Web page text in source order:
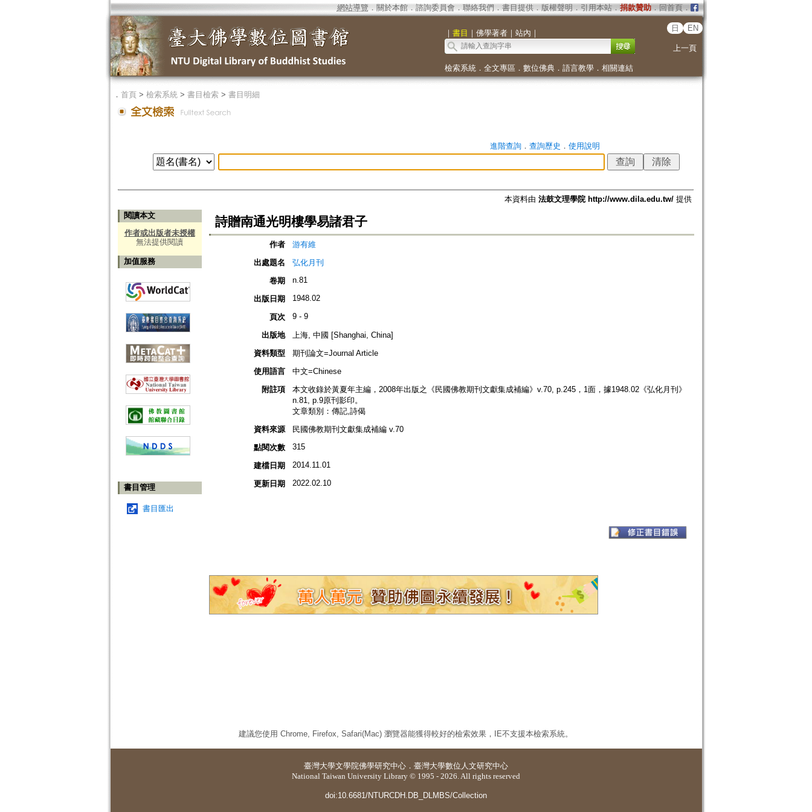
網站導覽 ． 關於本館． 諮詢委員會． 聯絡我們 ． 書目提供． 版權聲明 ． 引用本站． 捐款贊助．回首頁．
｜ 書目 ｜ 佛學著者｜ 站內 ｜
日 EN
上一頁
檢索系統． 全文專區 ． 數位佛典． 語言教學． 相關連結
． 首頁> 檢索系統> 書目檢索> 書目明細
進階查詢． 查詢歷史 ． 使用說明
本資料由 法鼓文理學院 http://www.dila.edu.tw/提供
閱讀本文
作者或出版者未授權
無法提供閱讀
加值服務
書目管理
書目匯出
詩贈南通光明樓學易諸君子
作者
游有維
出處題名
弘化月刊
卷期
n.81
出版日期 1948.02
頁次 9 - 9
出版地
上海, 中國 [Shanghai, China]
資料類型
期刊論文=Journal Article
使用語言
中文=Chinese
附註項
本文收錄於黃夏年主編，2008年出版之《民國佛教期刊文獻集成補編》v.70, p.245，1面，據1948.02《弘化月刊》
n.81, p.9原刊影印。
文章類別：傳記,詩偈
資料來源
民國佛教期刊文獻集成補編 v.70
點閱次數
315
建檔日期 2014.11.01
更新日期 2022.02.10
建議您使用 Chrome, Firefox, Safari(Mac) 瀏覽器能獲得較好的檢索效果，IE不支援本檢索系統。
臺灣大學文學院佛學研究中心 ． 臺灣大學數位人文研究中心
National Taiwan University Library © 1995 - 2026. All rights reserved
doi:10.6681/NTURCDH.DB_DLMBS/Collection